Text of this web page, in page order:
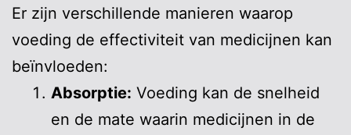
Er zijn verschillende manieren waarop
voeding de effectiviteit van medicijnen kan
beïnvloeden:
Absorptie: Voeding kan de snelheid
en de mate waarin medicijnen in de